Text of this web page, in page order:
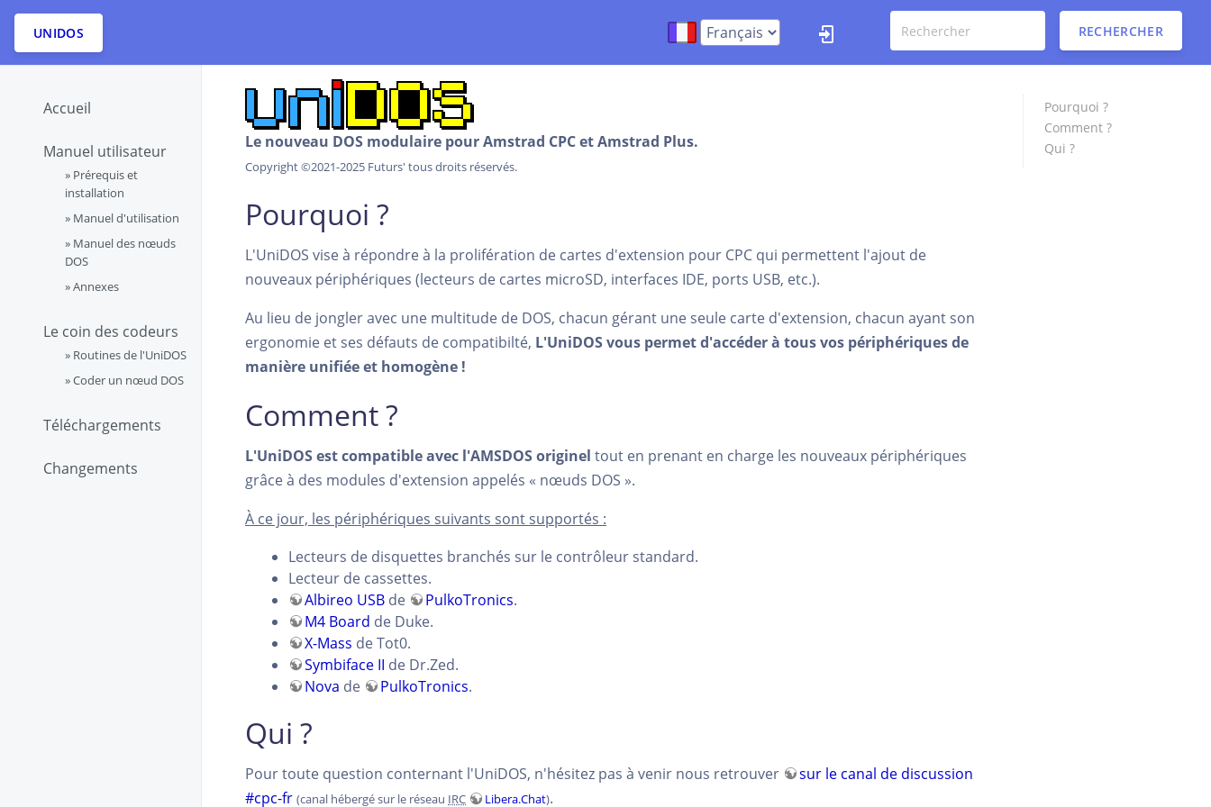
UNIDOS RECHERCHER
Accueil
Manuel utilisateur
» Prérequis et
installation
» Manuel d'utilisation
» Manuel des nœuds
DOS
»Annexes
Le coin des codeurs
» Routines de l'UniDOS
»Coder un nœud DOS
Téléchargements
Changements
Le nouveau DOS modulaire pour Amstrad CPC et Amstrad Plus.
Copyright ©2021-2025 Futurs' tous droits réservés.
Pourquoi ?
L'UniDOS vise à répondre à la prolifération de cartes d'extension pour CPC qui permettent l'ajout de
nouveaux périphériques (lecteurs de cartes microSD, interfaces IDE, ports USB, etc.).
Au lieu de jongler avec une multitude de DOS, chacun gérant une seule carte d'extension, chacun ayant son
ergonomie et ses défauts de compatibilté, L'UniDOS vous permet d'accéder à tous vos périphériques de
manière unifiée et homogène !
Comment ?
L'UniDOS est compatible avec l'AMSDOS originel tout en prenant en charge les nouveaux périphériques
grâce à des modules d'extension appelés « nœuds DOS ».
À ce jour, les périphériques suivants sont supportés :
Lecteurs de disquettes branchés sur le contrôleur standard.
Lecteur de cassettes.
Albireo USB de PulkoTronics.
M4 Board de Duke.
X-Mass de Tot0.
Symbiface II de Dr.Zed.
Nova de PulkoTronics.
Qui ?
Pour toute question conternant l'UniDOS, n'hésitez pas à venir nous retrouver
sur le canal de discussion
#cpc-fr (canal hébergé sur le réseau IRC Libera.Chat).
Pourquoi ?
Comment ?
Qui ?